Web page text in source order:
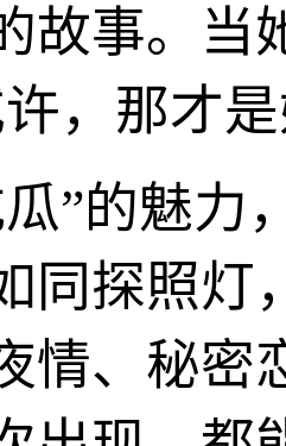
故事。当
，那才
”的魅力
同探照灯
情、秘